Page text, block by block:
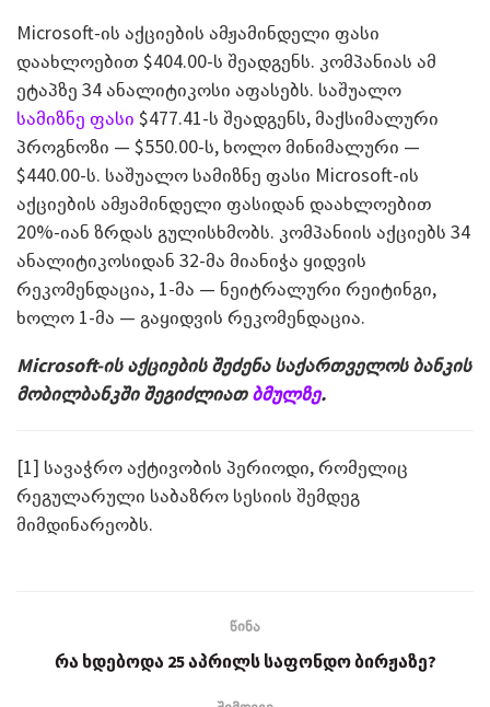
Microsoft-ის აქციების ამჟამინდელი ფასი
დაახლოებით $404.00-ს შეადგენს. კომპანიას ამ
ეტაპზე 34 ანალიტიკოსი აფასებს. საშუალო
სამიზნე ფასი $477.41-ს შეადგენს, მაქსიმალური
პროგნოზი — $550.00-ს, ხოლო მინიმალური —
$440.00-ს. საშუალო სამიზნე ფასი Microsoft-ის
აქციების ამჟამინდელი ფასიდან დაახლოებით
20%-იან ზრდას გულისხმობს. კომპანიის აქციებს 34
ანალიტიკოსიდან 32-მა მიანიჭა ყიდვის
რეკომენდაცია, 1-მა — ნეიტრალური რეიტინგი,
ხოლო 1-მა — გაყიდვის რეკომენდაცია.
Microsoft-ის აქციების შეძენა საქართველოს ბანკის
მობილბანკში შეგიძლიათბმულზე.
[1] სავაჭრო აქტივობის პერიოდი, რომელიც
რეგულარული საბაზრო სესიის შემდეგ
მიმდინარეობს.
წინა
რა ხდებოდა 25 აპრილს საფონდო ბირჟაზე?